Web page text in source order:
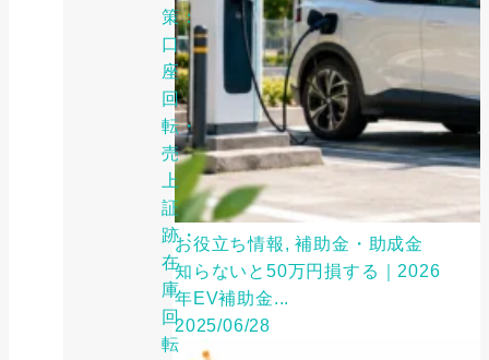
策：
口
座
回
転・
売
上
証
跡・
在
庫
回
転
お役立ち情報, 補助金・助成金
知らないと50万円損する｜2026
年EV補助金...
2025/06/28